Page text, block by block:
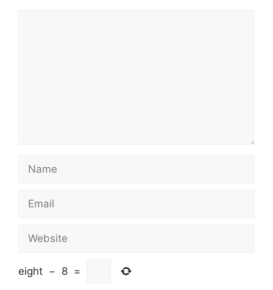
Name
Email
Website
eight − 8 =